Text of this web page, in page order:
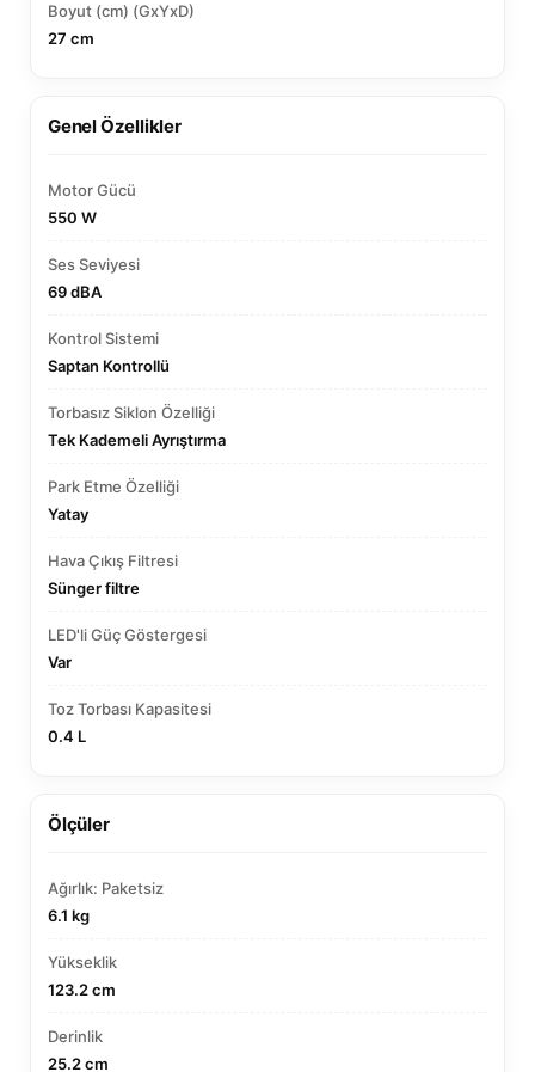
Boyut (cm) (GxYxD)
27 cm
Genel Özellikler
Motor Gücü
550 W
Ses Seviyesi
69 dBA
Kontrol Sistemi
Saptan Kontrollü
Torbasız Siklon Özelliği
Tek Kademeli Ayrıştırma
Park Etme Özelliği
Yatay
Hava Çıkış Filtresi
Sünger filtre
LED'li Güç Göstergesi
Var
Toz Torbası Kapasitesi
0.4 L
Ölçüler
Ağırlık: Paketsiz
6.1 kg
Yükseklik
123.2 cm
Derinlik
25.2 cm